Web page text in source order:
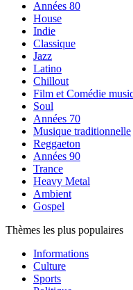
Années 80
House
Indie
Classique
Jazz
Latino
Chillout
Film et Comédie
Soul
Années 70
Musique traditionnelle
Reggaeton
Années 90
Trance
Heavy Metal
Ambient
Gospel
Thèmes les plus populaires
Informations
Culture
Sports